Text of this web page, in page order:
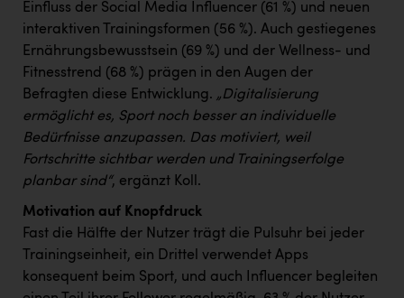
Einfluss der Social Media Influencer (61 %) und neuen
interaktiven Trainingsformen (56 %). Auch gestiegenes
Ernährungsbewusstsein (69 %) und der Wellness- und
Fitnesstrend (68 %) prägen in den Augen der
Befragten diese Entwicklung. „Digitalisierung
ermöglicht es, Sport noch besser an individuelle
Bedürfnisse anzupassen. Das motiviert, weil
Fortschritte sichtbar werden und Trainingserfolge
planbar sind“, ergänzt Koll.
Motivation auf Knopfdruck
Fast die Hälfte der Nutzer trägt die Pulsuhr bei jeder
Trainingseinheit, ein Drittel verwendet Apps
konsequent beim Sport, und auch Influencer begleiten